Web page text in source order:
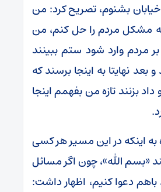
بشنوم، تصریح کرد: من
مشکل مردم را حل کنم، من
مردم وارد شود ستم ببینند
بعد نهایتا به اینجا برسند که
داد بزنند تازه من بفهمم اینجا
به اینکه در این مسیر هر کسی
«بسم الله»، چون اگر مسائل
باهم دعوا کنیم، اظهار داشت: